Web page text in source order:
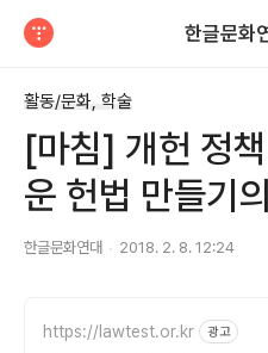
한글문화
활동/문화, 학술
[마침] 개헌 정
운 헌법 만들기
한글문화연대 2018. 2. 8. 12:24
https://lawtest.or.kr 광고